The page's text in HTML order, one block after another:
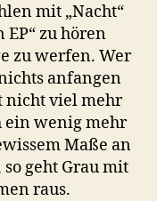
mit „Nacht“
zu hören
zu werfen. Wer
anfangen
nicht viel mehr
ein wenig mehr
Maße an
geht Grau mit
raus.